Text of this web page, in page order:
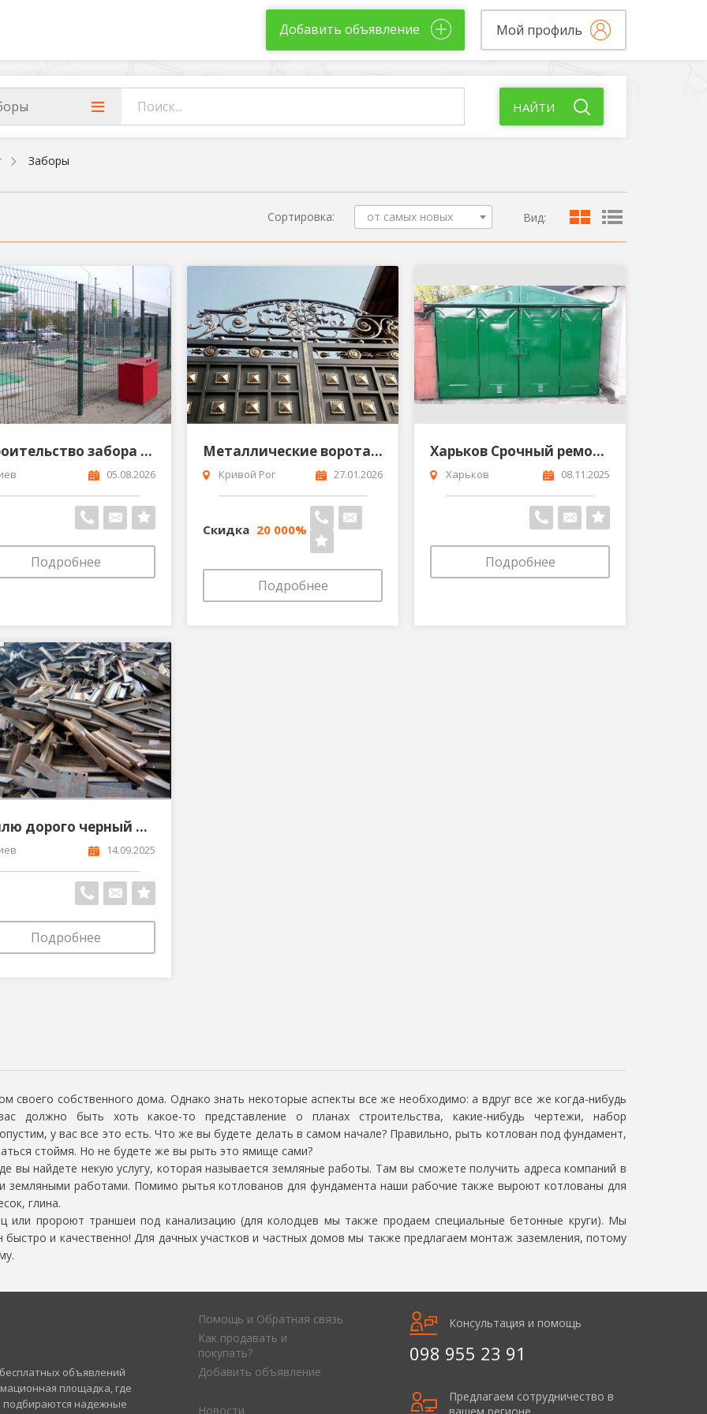
Добавить объявление Мой профиль
НАЙТИ
Заборы
Сортировка: от самых новых Вид:
Строительство забора из сетки под ключ
05.08.2026
Подробнее
Металлические ворота в Кривом Роге
Кривой Рог 27.01.2026
Скидка 20 000%
Подробнее
Харьков Срочный ремонт ворот дверей и дризделий
Харьков 08.11.2025
Подробнее
Куплю дорого черный и цветной металлолом в Киеве и области
14.09.2025
Подробнее
своего собственного дома. Однако знать некоторые аспекты все же необходимо: а вдруг все же когда-нибудь
должно быть хоть какое-то представление о планах строительства, какие-нибудь чертежи, набор
у вас все это есть. Что же вы будете делать в самом начале? Правильно, рыть котлован под фундамент,
стоймя. Но не будете же вы рыть это ямище сами?
найдете некую услугу, которая называется земляные работы. Там вы сможете получить адреса компаний в
земляными работами. Помимо рытья котлованов для фундамента наши рабочие также выроют котлованы для
глина.
пророют траншеи под канализацию (для колодцев мы также продаем специальные бетонные круги). Мы
и качественно! Для дачных участков и частных домов мы также предлагаем монтаж заземления, потому
объявлений
площадка, где
подбираются надежные
Помощь и Обратная связь
Как продавать и
покупать?
Добавить объявление
Новости
Консультация и помощь
098 955 23 91
Предлагаем сотрудничество в